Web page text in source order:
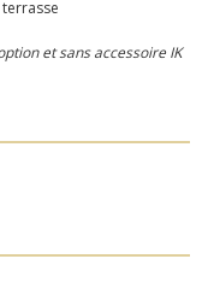
et sans accessoire IK